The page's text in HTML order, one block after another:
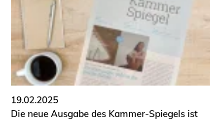
19.02.2025
Die neue Ausgabe des Kammer-Spiegels ist